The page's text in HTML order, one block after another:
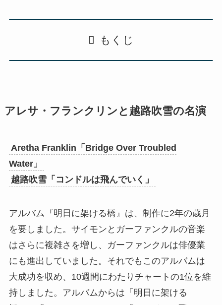
もくじ
アレサ・フランクリンと越路吹雪の名演
Aretha Franklin「Bridge Over Troubled
Water」
越路吹雪「コンドルは飛んでいく」
アルバム『明日に架ける橋』は、制作に2年の歳月
を要しました。サイモンとガーファンクルの音楽
はさらに複雑さを増し、ガーファンクルは俳優業
にも進出していました。それでもこのアルバムは
大成功を収め、10週間にわたりチャートの1位を維
持しました。アルバムからは「明日に架ける